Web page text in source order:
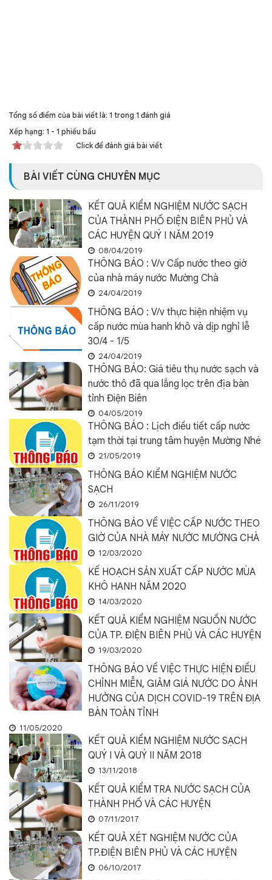
Tổng số điểm của bài viết là: 1 trong 1 đánh giá
Xếp hạng: 1 - 1 phiếu bầu
Click để đánh giá bài viết
BÀI VIẾT CÙNG CHUYÊN MỤC
KẾT QUẢ KIỂM NGHIỆM NƯỚC SẠCH
CỦA THÀNH PHỐ ĐIỆN BIÊN PHỦ VÀ
CÁC HUYỆN QUÝ I NĂM 2019
08/04/2019
THÔNG BÁO : V/v Cấp nước theo giờ
của nhà máy nước Mường Chà
24/04/2019
THÔNG BÁO : V/v thực hiện nhiệm vụ
cấp nước mùa hanh khô và dịp nghỉ lễ
30/4 - 1/5
24/04/2019
THÔNG BÁO: Giá tiêu thụ nước sạch và
nước thô đã qua lắng lọc trên địa bàn
tỉnh Điện Biên
04/05/2019
THÔNG BÁO : Lịch điều tiết cấp nước
tạm thời tại trung tâm huyện Mường Nhé
21/05/2019
THÔNG BÁO KIỂM NGHIỆM NƯỚC
SẠCH
26/11/2019
THÔNG BÁO VỀ VIỆC CẤP NƯỚC THEO
GIỜ CỦA NHÀ MÁY NƯỚC MƯỜNG CHÀ
12/03/2020
KẾ HOẠCH SẢN XUẤT CẤP NƯỚC MÙA
KHÔ HANH NĂM 2020
14/03/2020
KẾT QUẢ KIỂM NGHIỆM NGUỒN NƯỚC
CỦA TP. ĐIỆN BIÊN PHỦ VÀ CÁC HUYỆN
19/03/2020
THÔNG BÁO VỀ VIỆC THỰC HIỆN ĐIỀU
CHỈNH MIỄN, GIẢM GIÁ NƯỚC DO ẢNH
HƯỞNG CỦA DỊCH COVID-19 TRÊN ĐỊA
BÀN TOÀN TỈNH
11/05/2020
KẾT QUẢ KIỂM NGHIỆM NƯỚC SẠCH
QUÝ I VÀ QUÝ II NĂM 2018
13/11/2018
KẾT QUẢ KIỂM TRA NƯỚC SẠCH CỦA
THÀNH PHỐ VÀ CÁC HUYỆN
07/11/2017
KẾT QUẢ XÉT NGHIỆM NƯỚC CỦA
TP.ĐIỆN BIÊN PHỦ VÀ CÁC HUYỆN
06/10/2017